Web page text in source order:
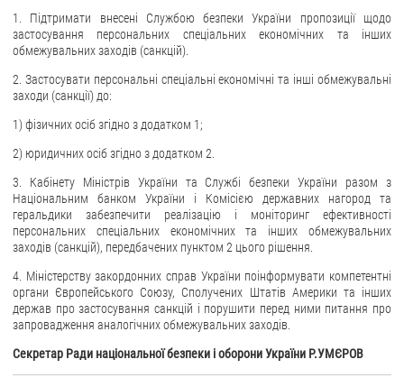
1. Підтримати внесені Службою безпеки України пропозиції щодо
застосування персональних спеціальних економічних та інших
обмежувальних заходів (санкцій).
2. Застосувати персональні спеціальні економічні та інші обмежувальні
заходи (санкції) до:
1) фізичних осіб згідно з додатком 1;
2) юридичних осіб згідно з додатком 2.
3. Кабінету Міністрів України та Службі безпеки України разом з
Національним банком України і Комісією державних нагород та
геральдики забезпечити реалізацію і моніторинг ефективності
персональних спеціальних економічних та інших обмежувальних
заходів (санкцій), передбачених пунктом 2 цього рішення.
4. Міністерству закордонних справ України поінформувати компетентні
органи Європейського Союзу, Сполучених Штатів Америки та інших
держав про застосування санкцій і порушити перед ними питання про
запровадження аналогічних обмежувальних заходів.
Секретар Ради національної безпеки і оборони України Р.УМЄРОВ